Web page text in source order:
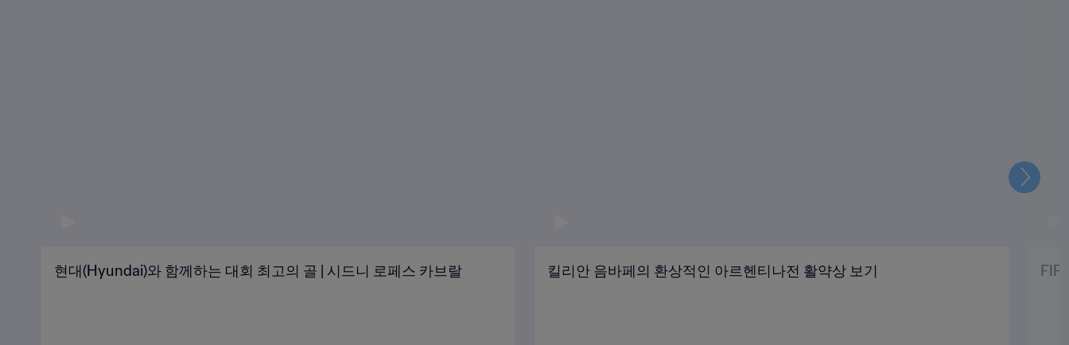
현대(Hyundai)와 함께하는 대회 최고의 골 | 시드니 로페스 카브랄 킬리안 음바페의 환상적인 아르헨티나전 활약상 보기
다
음